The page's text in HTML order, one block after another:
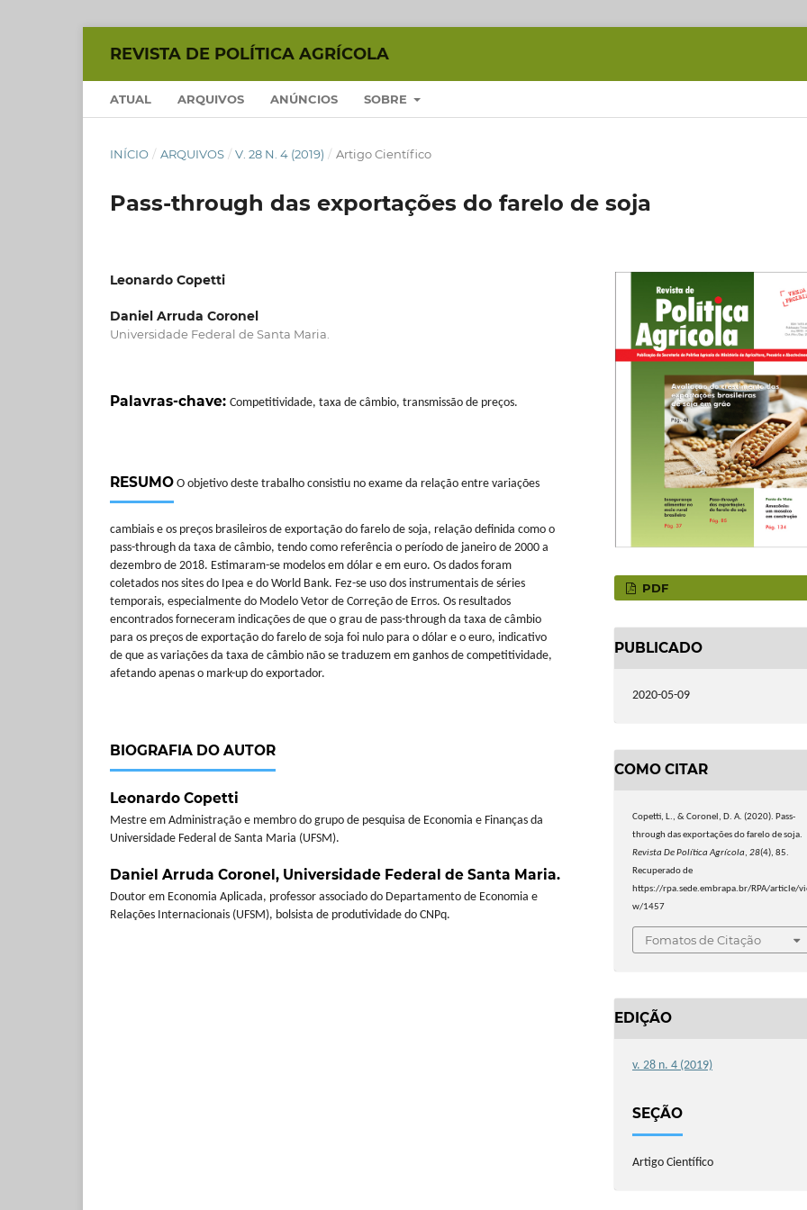
REVISTA DE POLÍTICA AGRÍCOLA
ATUAL ARQUIVOS ANÚNCIOS SOBRE
INÍCIO / ARQUIVOS / V. 28 N. 4 (2019) / Artigo Científico
Pass-through das exportações do farelo de soja
Leonardo Copetti
Daniel Arruda Coronel
Universidade Federal de Santa Maria.
Palavras-chave: Competitividade, taxa de câmbio, transmissão de preços.
RESUMO O objetivo deste trabalho consistiu no exame da relação entre variações
cambiais e os preços brasileiros de exportação do farelo de soja, relação definida como o
pass-through da taxa de câmbio, tendo como referência o período de janeiro de 2000 a
dezembro de 2018. Estimaram-se modelos em dólar e em euro. Os dados foram
coletados nos sites do Ipea e do World Bank. Fez-se uso dos instrumentais de séries
temporais, especialmente do Modelo Vetor de Correção de Erros. Os resultados
encontrados forneceram indicações de que o grau de pass-through da taxa de câmbio
para os preços de exportação do farelo de soja foi nulo para o dólar e o euro, indicativo
de que as variações da taxa de câmbio não se traduzem em ganhos de competitividade,
afetando apenas o mark-up do exportador.
BIOGRAFIA DO AUTOR
Leonardo Copetti
Mestre em Administração e membro do grupo de pesquisa de Economia e Finanças da
Universidade Federal de Santa Maria (UFSM).
Daniel Arruda Coronel, Universidade Federal de Santa Maria.
Doutor em Economia Aplicada, professor associado do Departamento de Economia e
Relações Internacionais (UFSM), bolsista de produtividade do CNPq.
PDF
PUBLICADO
2020-05-09
COMO CITAR
Copetti, L., & Coronel, D. A. (2020). Pass-
through das exportações do farelo de soja.
Revista De Política Agrícola,28(4), 85.
Recuperado de
https://rpa.sede.embrapa.br/RPA/article/
w/1457
Fomatos de Citação
EDIÇÃO
v. 28 n. 4 (2019)
SEÇÃO
Artigo Científico